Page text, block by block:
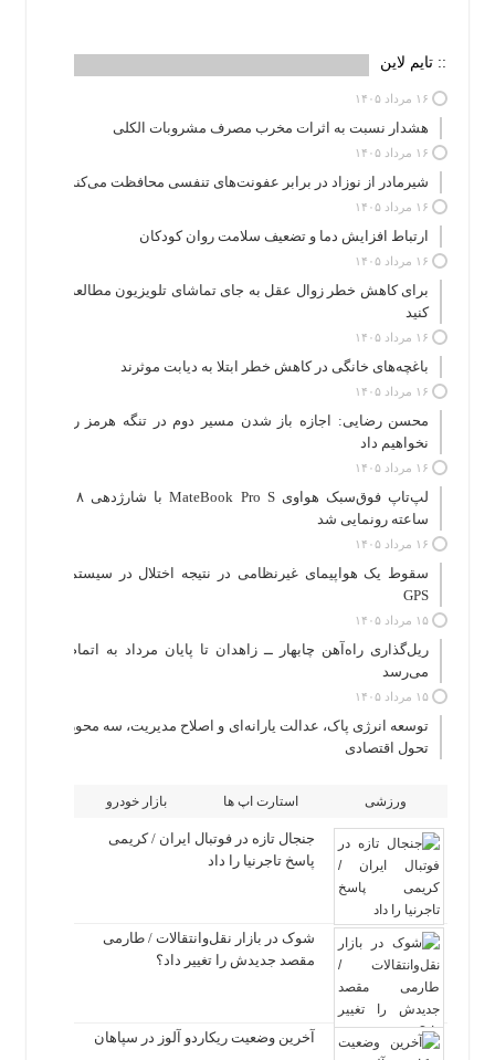
:: تایم لاین
۱۶ مرداد ۱۴۰۵
هشدار نسبت به اثرات مخرب مصرف مشروبات الکلی
۱۶ مرداد ۱۴۰۵
شیرمادر از نوزاد در برابر عفونت‌های تنفسی محافظت می‌کند
۱۶ مرداد ۱۴۰۵
ارتباط افزایش دما و تضعیف سلامت روان کودکان
۱۶ مرداد ۱۴۰۵
برای کاهش خطر زوال عقل به جای تماشای تلویزیون مطالعه
کنید
۱۶ مرداد ۱۴۰۵
باغچه‌های خانگی در کاهش خطر ابتلا به دیابت موثرند
۱۶ مرداد ۱۴۰۵
محسن رضایی: اجازه باز شدن مسیر دوم در تنگه هرمز را
نخواهیم داد
۱۶ مرداد ۱۴۰۵
لپ‌تاپ فوق‌سبک هواوی MateBook Pro S با شارژدهی ۱۸
ساعته رونمایی شد
۱۶ مرداد ۱۴۰۵
سقوط یک هواپیمای غیرنظامی در نتیجه اختلال در سیستم‌
GPS
۱۵ مرداد ۱۴۰۵
ریل‌گذاری راه‌آهن چابهار ــ زاهدان تا پایان مرداد به اتمام
می‌رسد
۱۵ مرداد ۱۴۰۵
توسعه انرژی پاک، عدالت یارانه‌ای و اصلاح مدیریت، سه محور
تحول اقتصادی
ورزشی استارت اپ ها بازار خودرو
جنجال تازه در فوتبال ایران / کریمی
پاسخ تاجرنیا را داد
شوک در بازار نقل‌وانتقالات / طارمی
مقصد جدیدش را تغییر داد؟
آخرین وضعیت ریکاردو آلوز در سپاهان